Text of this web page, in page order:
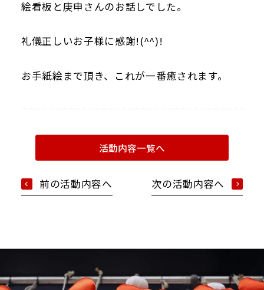
ブログ
絵看板と庚申さんのお話しでした。
礼儀正しいお子様に感謝!(^^)!
お手紙絵まで頂き、これが一番癒されます。
前の活動内容へ
活動内容一覧へ
次の活動内容へ